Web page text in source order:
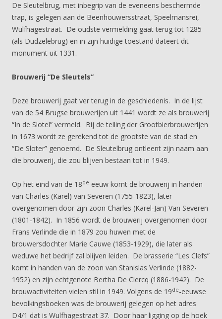
De Sleutelbrug, met inbegrip van de eveneens beschermde
trap, is gelegen aan de Beenhouwersstraat, Speelmansrei,
Wulfhagestraat. De oudste vermelding gaat terug tot 1285
(als Dudzelebrug) en in zijn huidige toestand dateert dit
monument uit 1331.
Brouwerij “De Sleutels”
Deze brouwerij gaat ver terug in de geschiedenis. In de lijst
van de 54 Brugse brouwerijen uit 1441 wordt ze als brouwerij
“In de Slotel” vermeld. Bij de telling der Grootbierbrouwerijen
in 1673 wordt ze gerekend tot de grootste van de stad en
“De Sloter” genoemd. De Sleutelbrug ontleent zijn naam aan
die brouwerij, die zou blijven bestaan tot in 1949.
Op het eind van de 18de eeuw komt de brouwerij in handen
van Charles (Karel) van Severen (1755-1823), later
overgenomen door zijn zoon Charles (Karel-Jan) Van Severen
(1801-1842). In 1856 wordt de brouwerij overgenomen door
Frans Verlinde die in 1879 zou huwen met de
brouwersdochter Marie Cauwe (1853-1929), die later als
weduwe het bedrijf zal blijven leiden. De brasserie “Les Clefs”
komt in handen van de zoon van Stanislas Verlinde (1882-
1952) en zijn echtgenote Bertha De Clercq (1886-1942). De
brouwactiviteiten vielen stil in 1949. Volgens de 19de-eeuwse
bevolkingsboeken was de brouwerij gelegen op het adres
D4/1 dat is Wulfhagestraat 37. Door haar ligging op de hoek